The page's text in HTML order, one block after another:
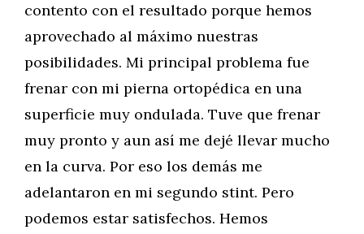
contento con el resultado porque hemos
aprovechado al máximo nuestras
posibilidades. Mi principal problema fue
frenar con mi pierna ortopédica en una
superficie muy ondulada. Tuve que frenar
muy pronto y aun así me dejé llevar mucho
en la curva. Por eso los demás me
adelantaron en mi segundo stint. Pero
podemos estar satisfechos. Hemos